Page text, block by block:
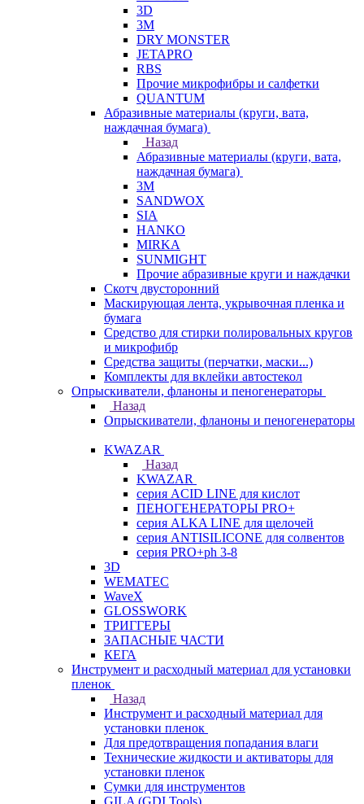
3D
3М
DRY MONSTER
JETAPRO
RBS
Прочие микрофибры и салфетки
QUANTUM
Абразивные материалы (круги, вата,
наждачная бумага)
Назад
Абразивные материалы (круги, вата,
наждачная бумага)
3М
SANDWOX
SIA
HANKO
MIRKA
SUNMIGHT
Прочие абразивные круги и наждачки
Скотч двусторонний
Маскирующая лента, укрывочная пленка и
бумага
Средство для стирки полировальных кругов
и микрофибр
Средства защиты (перчатки, маски...)
Комплекты для вклейки автостекол
Опрыскиватели, фланоны и пеногенераторы
Назад
Опрыскиватели, фланоны и пеногенераторы
KWAZAR
Назад
KWAZAR
серия ACID LINE для кислот
ПЕНОГЕНЕРАТОРЫ PRO+
серия ALKA LINE для щелочей
серия ANTISILICONE для солвентов
серия PRO+ph 3-8
3D
WEMATEC
WaveX
GLOSSWORK
ТРИГГЕРЫ
ЗАПАСНЫЕ ЧАСТИ
КЕГА
Инструмент и расходный материал для установки
пленок
Назад
Инструмент и расходный материал для
установки пленок
Для предотвращения попадания влаги
Технические жидкости и активаторы для
установки пленок
Сумки для инструментов
GILA (GDI Tools)